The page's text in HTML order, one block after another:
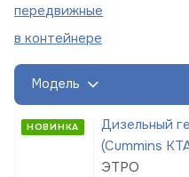
передвижные
в контейнере
Модель
НОВИНКА
Дизельный
(Cummins
ЭТРО